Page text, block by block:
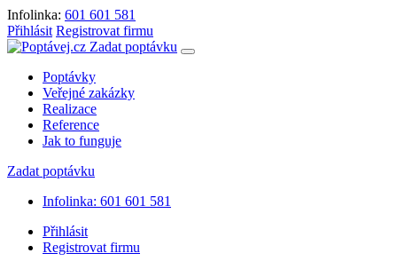
Infolinka: 601 601 581
Přihlásit Registrovat firmu
Zadat poptávku
Poptávky
Veřejné zakázky
Realizace
Reference
Jak to funguje
Zadat poptávku
Infolinka: 601 601 581
Přihlásit
Registrovat firmu